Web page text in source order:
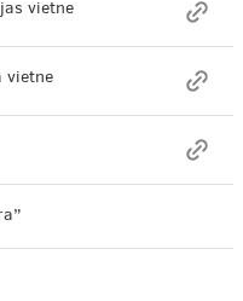
vietne
vietne